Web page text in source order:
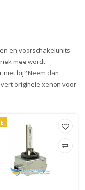
en voorschakelunits
mee wordt
niet bij? Neem dan
originele xenon voor